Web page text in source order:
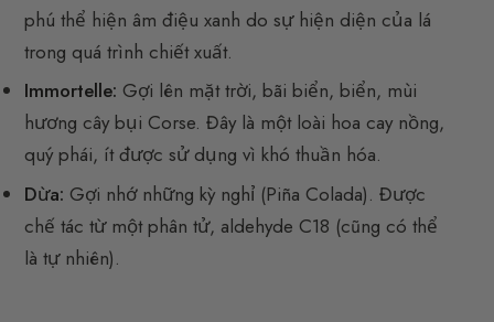
phú thể hiện âm điệu xanh do sự hiện diện của lá
trong quá trình chiết xuất.
Immortelle: Gợi lên mặt trời, bãi biển, biển, mùi
hương cây bụi Corse. Đây là một loài hoa cay nồng,
quý phái, ít được sử dụng vì khó thuần hóa.
Dừa: Gợi nhớ những kỳ nghỉ (Piña Colada). Được
chế tác từ một phân tử, aldehyde C18 (cũng có thể
là tự nhiên).